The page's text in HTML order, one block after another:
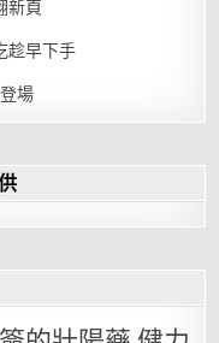
新頁
趁早下手
場